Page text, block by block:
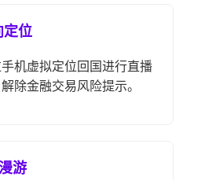
位
机虚拟定位回国进行直播
除金融交易风险提示。
游